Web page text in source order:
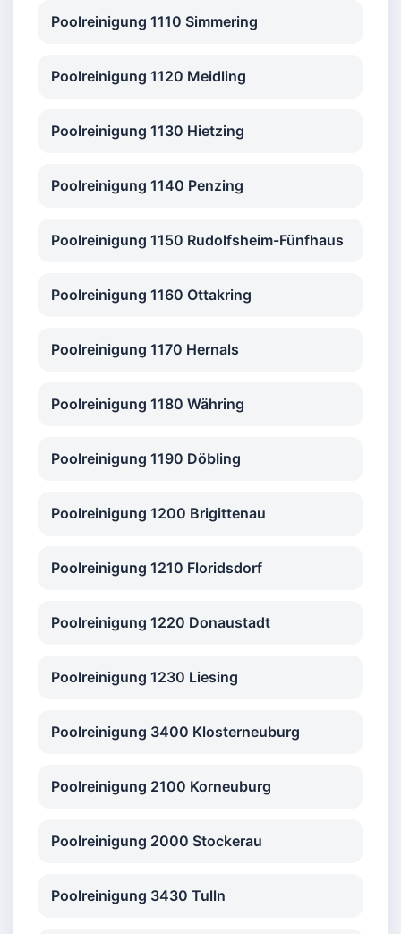
Poolreinigung 1110 Simmering
Poolreinigung 1120 Meidling
Poolreinigung 1130 Hietzing
Poolreinigung 1140 Penzing
Poolreinigung 1150 Rudolfsheim-Fünfhaus
Poolreinigung 1160 Ottakring
Poolreinigung 1170 Hernals
Poolreinigung 1180 Währing
Poolreinigung 1190 Döbling
Poolreinigung 1200 Brigittenau
Poolreinigung 1210 Floridsdorf
Poolreinigung 1220 Donaustadt
Poolreinigung 1230 Liesing
Poolreinigung 3400 Klosterneuburg
Poolreinigung 2100 Korneuburg
Poolreinigung 2000 Stockerau
Poolreinigung 3430 Tulln